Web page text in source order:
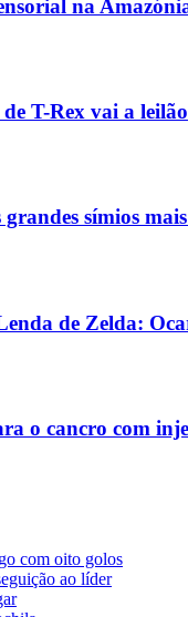
na
T-Rex vai a leilão
símios
de Zelda:
o cancro com
com oito golos
ao líder